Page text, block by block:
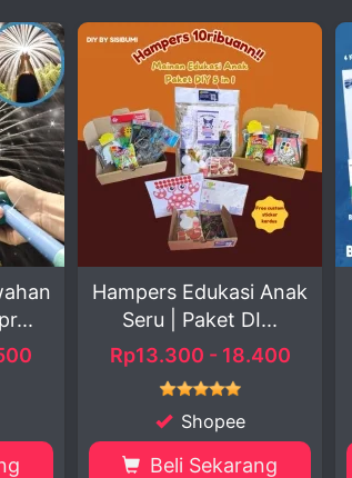
Anak
Hampers Ulang Tahun
Aktivitas Anak
Rp4.700 - 27.990
Shopee
Beli Sekarang